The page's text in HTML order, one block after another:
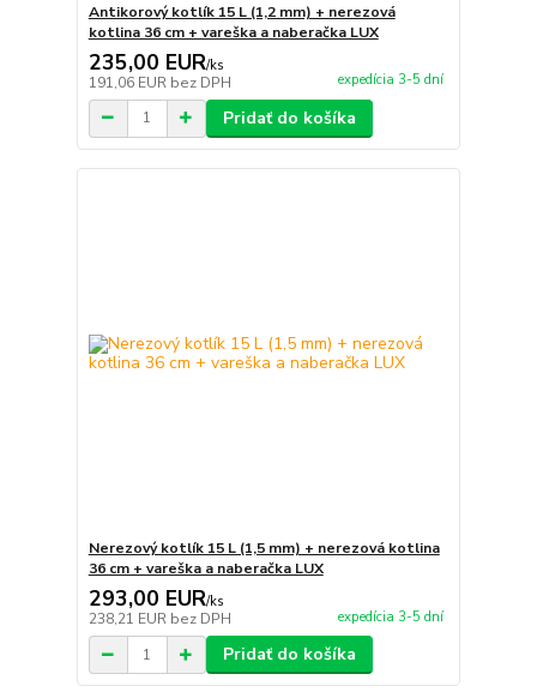
Antikorový kotlík 15 L (1,2 mm) + nerezová
kotlina 36 cm + vareška a naberačka LUX
235,00 EUR/ks
191,06 EUR bez DPH expedícia 3-5 dní
Pridať do košíka
Nerezový kotlík 15 L (1,5 mm) + nerezová kotlina
36 cm + vareška a naberačka LUX
293,00 EUR/ks
238,21 EUR bez DPH expedícia 3-5 dní
Pridať do košíka